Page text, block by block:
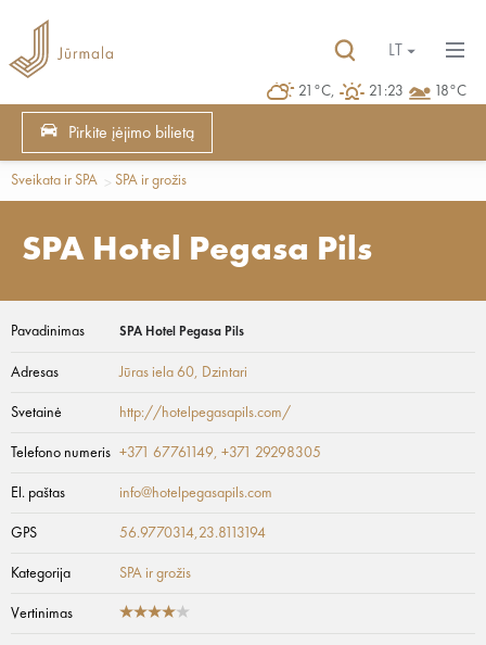
21°C, 21:23 18°C
LT
Pirkite įėjimo bilietą
Sveikata ir SPA SPA ir grožis
SPA Hotel Pegasa Pils
Pavadinimas SPA Hotel Pegasa Pils
Adresas Jūras iela 60, Dzintari
Svetainė http://hotelpegasapils.com/
Telefono numeris +371 67761149, +371 29298305
El. paštas info@hotelpegasapils.com
GPS 56.9770314,23.8113194
Kategorija SPA ir grožis
Vertinimas